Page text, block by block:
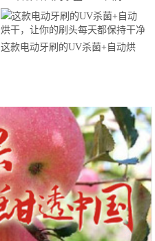
马拉松超级精英赛顺德海骏达中心
站欢乐开跑
这款电动牙刷的UV杀菌+自动烘